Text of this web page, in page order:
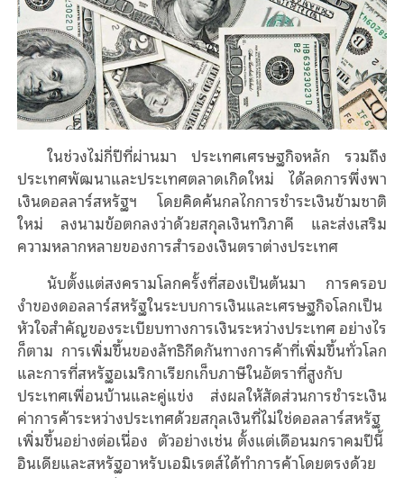
ในช่วงไม่กี่ปีที่ผ่านมา ประเทศเศรษฐกิจหลัก รวมถึง
ประเทศพัฒนาและประเทศตลาดเกิดใหม่ได้ลดการพึ่งพา
เงินดอลลาร์สหรัฐฯ โดยคิดค้นกลไกการชําระเงินข้ามชาติ
ใหม่ ลงนามข้อตกลงว่าด้วยสกุลเงินทวิภาคี และส่งเสริม
ความหลากหลายของการสำรองเงินตราต่างประเทศ
นับตั้งแต่สงครามโลกครั้งที่สองเป็นต้นมา การครอบ
งําของดอลลาร์สหรัฐในระบบการเงินและเศรษฐกิจโลกเป็น
หัวใจสําคัญของระเบียบทางการเงินระหว่างประเทศ อย่างไร
ก็ตาม การเพิ่มขึ้นของลัทธิกีดกันทางการค้าที่เพิ่มขึ้นทั่วโลก
และการที่สหรัฐอเมริกาเรียกเก็บภาษีในอัตราที่สูงกับ
ประเทศเพื่อนบ้านและคู่แข่ง ส่งผลให้สัดส่วนการชำระเงิน
ค่าการค้าระหว่างประเทศด้วยสกุลเงินที่ไม่ใช่ดอลลาร์สหรัฐ
เพิ่มขึ้นอย่างต่อเนื่อง ตัวอย่างเช่น ตั้งแต่เดือนมกราคมปีนี้
อินเดียและสหรัฐอาหรับเอมิเรตส์ได้ทําการค้าโดยตรงด้วย